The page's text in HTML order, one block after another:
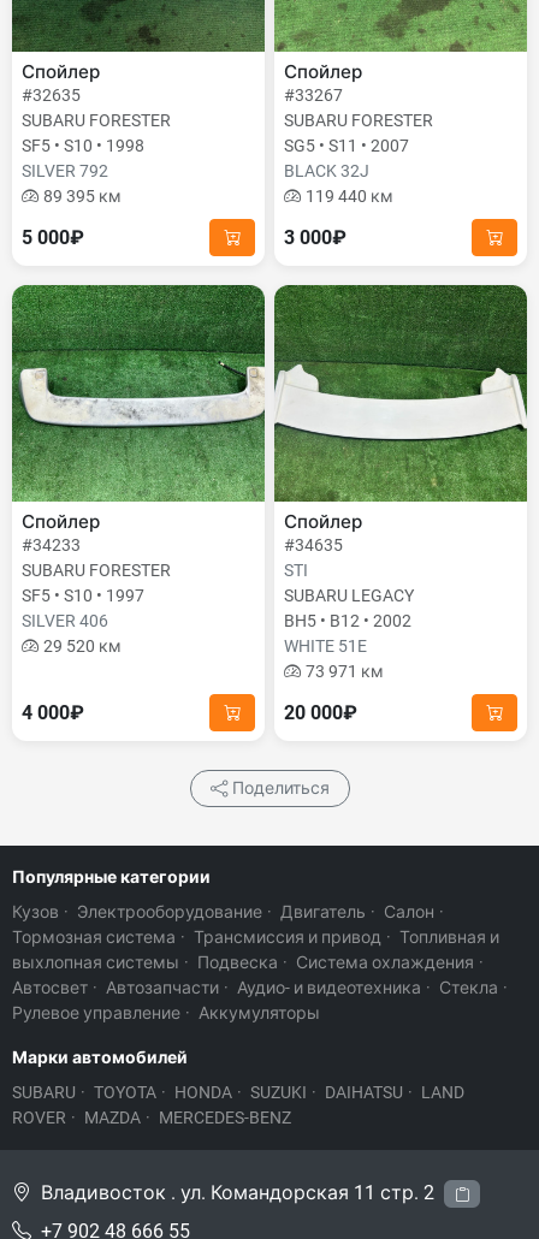
Спойлер
#32635
SUBARU FORESTER
SF5 • S10 • 1998
SILVER 792
89 395 км
5 000₽
Спойлер
#33267
SUBARU FORESTER
SG5 • S11 • 2007
BLACK 32J
119 440 км
3 000₽
Спойлер
#34233
SUBARU FORESTER
SF5 • S10 • 1997
SILVER 406
29 520 км
4 000₽
Спойлер
#34635
STI
SUBARU LEGACY
BH5 • B12 • 2002
WHITE 51E
73 971 км
20 000₽
Поделиться
Популярные категории
Кузов · Электрооборудование · Двигатель · Салон ·
Тормозная система · Трансмиссия и привод · Топливная и
выхлопная системы · Подвеска · Система охлаждения ·
Автосвет · Автозапчасти · Аудио- и видеотехника · Стекла ·
Рулевое управление · Аккумуляторы
Марки автомобилей
SUBARU · TOYOTA · HONDA · SUZUKI · DAIHATSU · LAND
ROVER · MAZDA · MERCEDES-BENZ
Владивосток . ул. Командорская 11 стр. 2
+7 902 48 666 55